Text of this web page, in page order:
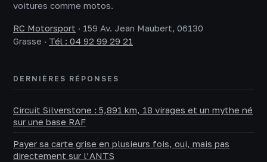
voitures comme motos.
RC Motorsport · 159 Av. Jean Maubert, 06130
Grasse · Tél : 04 92 99 29 21
DERNIÈRES RÉPONSES
Circuit Silverstone : 5,891 km, 18 virages et un mythe né
sur une base RAF
Payer sa carte grise en plusieurs fois, oui, mais pas
directement sur l’ANTS